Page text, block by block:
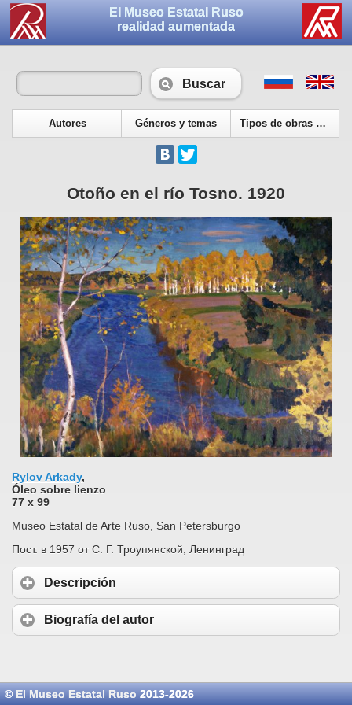
El Museo Estatal Ruso
realidad aumentada
Buscar
Autores Géneros y temas Tipos de obras de arte
Otoño en el río Tosno. 1920
Rylov Arkady,
Óleo sobre lienzo
77 х 99
Museo Estatal de Arte Ruso, San Petersburgo
Пост. в 1957 от С. Г. Троупянской, Ленинград
Descripción
Biografía del autor
©El Museo Estatal Ruso2013-2026